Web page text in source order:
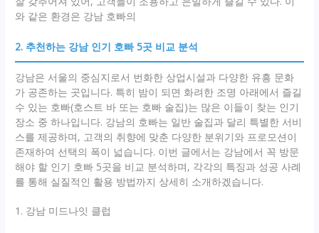
와 같은 환경은 강남 호빠의
2. 추천하는 강남 인기 호빠 5곳 비교 분석
강남은 서울의 중심지로서 번화한 상업시설과 다양한 유흥 문화
가 공존하는 곳입니다. 특히 밤이 되면 화려한 조명 아래에서 즐길
수 있는 호빠(호스트 바 또는 호빠 술집)는 많은 이들이 찾는 인기
장소 중 하나입니다. 강남의 호빠는 일반 술집과 달리 특별한 서비
스를 제공하며, 고객의 취향에 맞춘 다양한 분위기와 프로모션이
존재하여 선택의 폭이 넓습니다. 이번 글에서는 강남에서 꼭 방문
해야 할 인기 호빠 5곳을 비교 분석하며, 각각의 특징과 성공 사례
를 통해 실질적인 활용 방법까지 상세히 소개하겠습니다.
1. 강남 미드나잇 클럽